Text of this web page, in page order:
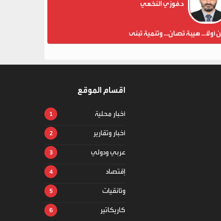
د.فوزي النخعي
أولاً... هيبة تُصان... وتنمية تُبنى
اقسام الموقع
أخبار محلية
أخبار وتقارير
عربي ودولي
إقتصاد
وثائقيات
كاريكاتير